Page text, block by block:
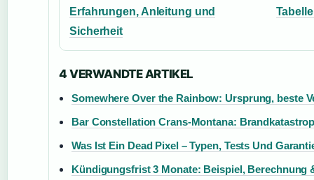
Erfahrungen, Anleitung und
Sicherheit
4 VERWANDTE ARTIKEL
Somewhere Over the Rainbow: Ursprung, beste
Bar Constellation Crans-Montana:
Was Ist Ein Dead Pixel – Typen, Tests Und
Kündigungsfrist 3 Monate: Beispiel, Berechnung